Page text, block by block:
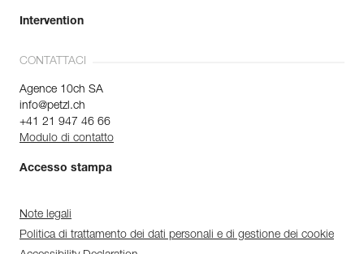
Intervention
CONTATTACI
Agence 10ch SA
info@petzl.ch
+41 21 947 46 66
Modulo di contatto
Accesso stampa
Note legali
Politica di trattamento dei dati personali e di gestione dei cookie